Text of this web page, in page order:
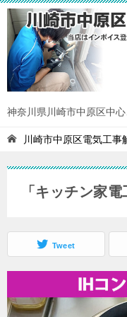
神奈川県川崎市中原区中
川崎市中原区電気工事
「キッチン家
Tweet